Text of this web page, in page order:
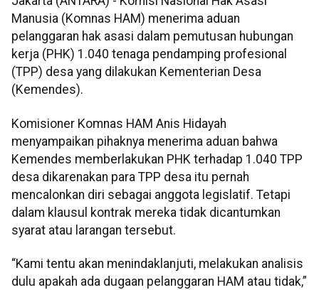
Manusia (Komnas HAM) menerima aduan
pelanggaran hak asasi dalam pemutusan hubungan
kerja (PHK) 1.040 tenaga pendamping profesional
(TPP) desa yang dilakukan Kementerian Desa
(Kemendes).
Komisioner Komnas HAM Anis Hidayah
menyampaikan pihaknya menerima aduan bahwa
Kemendes memberlakukan PHK terhadap 1.040 TPP
desa dikarenakan para TPP desa itu pernah
mencalonkan diri sebagai anggota legislatif. Tetapi
dalam klausul kontrak mereka tidak dicantumkan
syarat atau larangan tersebut.
“Kami tentu akan menindaklanjuti, melakukan analisis
dulu apakah ada dugaan pelanggaran HAM atau tidak,”